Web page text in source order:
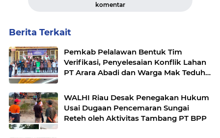
komentar
Berita Terkait
Pemkab Pelalawan Bentuk Tim
Verifikasi, Penyelesaian Konflik Lahan
PT Arara Abadi dan Warga Mak Teduh
WALHI Riau Desak Penegakan Hukum
Usai Dugaan Pencemaran Sungai
Reteh oleh Aktivitas Tambang PT BPP